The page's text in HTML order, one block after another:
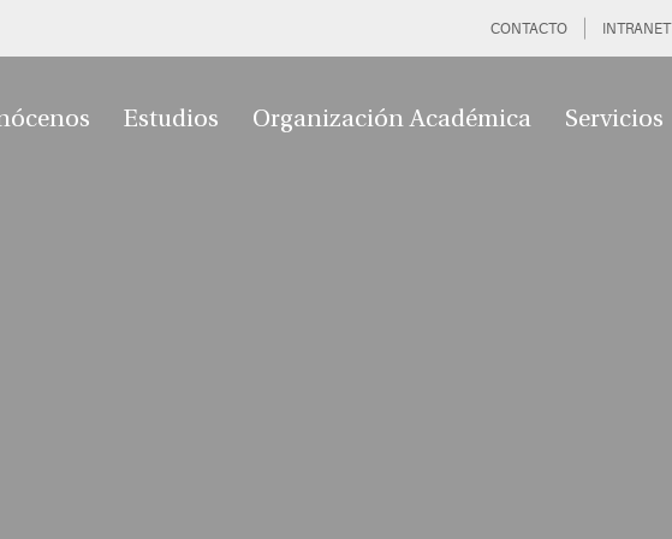
CONTACTO INTRANET
Estudios Organización Académica Servicios